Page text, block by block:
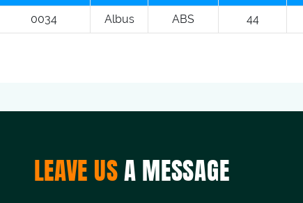
0034 Albus ABS 44
LEAVE USA MESSAGE